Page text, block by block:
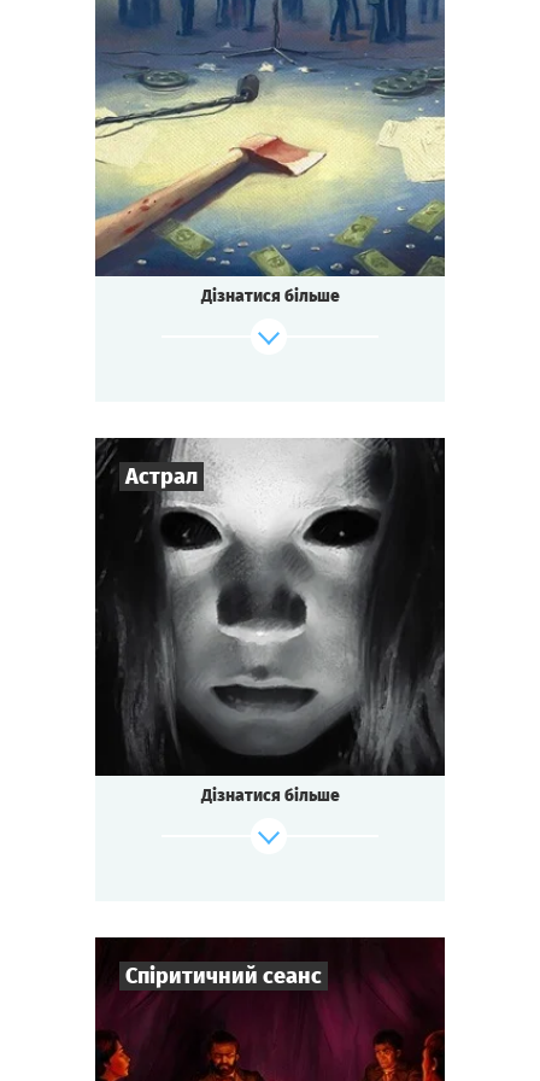
Зіграти Дивитися сценарій
Гравців 7-16
Час гри 2-3 год.
Детектив
Тип квесту Квесторія
Засніжений гірський готель.
Зйомки голлівудського блокбастеру.
Режисера знайшли мертвим.
Може ти щось бачив?Дізнатися більше
Астрал
Гравців -7
1-1,5 год.
Тематика Містика
Тип квесту Міні-квесторія
Зіграти Дивитися сценарій
Дізнатися більше
Спіритичний сеанс
Гравців